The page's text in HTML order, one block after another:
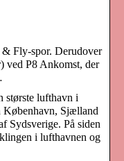
Fly-spor. Derudover
ved P8 Ankomst, der
største lufthavn i
København, Sjælland
Sydsverige. På siden
i lufthavnen og